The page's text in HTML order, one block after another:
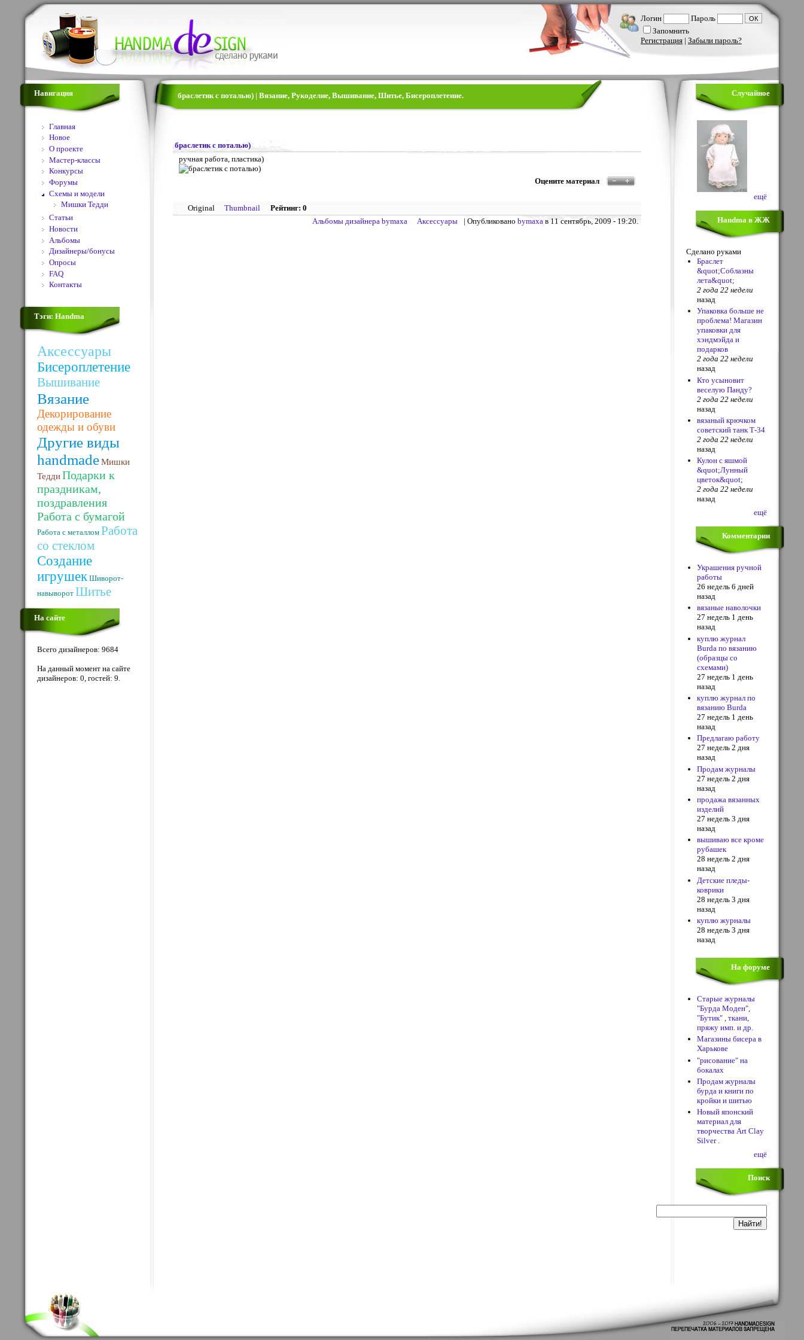
Логин
Пароль
Запомнить
Регистрация | Забыли пароль?
Навигация
Главная
Новое
О проекте
Мастер-классы
Конкурсы
Форумы
Схемы и модели
Мишки Тедди
Статьи
Новости
Альбомы
Дизайнеры/бонусы
Опросы
FAQ
Контакты
Тэги: Handma
Аксессуары
Бисероплетение
Вышивание
Вязание
Декорирование
одежды и обуви
Другие виды
handmadeМишки
ТеддиПодарки к
праздникам,
поздравления
Работа с бумагой
Работа с металлом Работа
со стеклом
Создание
игрушек Шиворот-
навыворот Шитье
На сайте
Всего дизайнеров: 9684
На данный момент на сайте
дизайнеров: 0, гостей: 9.
браслетик с поталью) | Вязание, Рукоделие, Вышивание, Шитье, Бисероплетение.
браслетик с поталью)
ручная работа, пластика)
Оцените материал
Original Thumbnail
Рейтинг: 0
Альбомы дизайнера bymaxa
Аксессуары | Опубликовано bymaxa в 11 сентябрь, 2009 - 19:20.
Случайное
ещё
Handma в ЖЖ
Сделано руками
Браслет
&quot;Соблазны
лета&quot;
2 года 22 недели
назад
Упаковка больше не
проблема! Магазин
упаковки для
хэндмэйда и
подарков
2 года 22 недели
назад
Кто усыновит
веселую Панду?
2 года 22 недели
назад
вязаный крючком
советский танк Т-34
2 года 22 недели
назад
Кулон с яшмой
&quot;Лунный
цветок&quot;
2 года 22 недели
назад
ещё
Комментарии
Украшения ручной
работы
26 недель 6 дней
назад
вязаные наволочки
27 недель 1 день
назад
куплю журнал
Burda по вязанию
(образцы со
схемами)
27 недель 1 день
назад
куплю журнал по
вязанию Burda
27 недель 1 день
назад
Предлагаю работу
27 недель 2 дня
назад
Продам журналы
27 недель 2 дня
назад
продажа вязанных
изделий
27 недель 3 дня
назад
вышиваю все кроме
рубашек
28 недель 2 дня
назад
Детские пледы-
коврики
28 недель 3 дня
назад
куплю журналы
28 недель 3 дня
назад
На форуме
Старые журналы
"Бурда Моден",
"Бутик" , ткани,
пряжу имп. и др.
Магазины бисера в
Харькове
"рисование" на
бокалах
Продам журналы
бурда и книги по
кройки и шитью
Новый японский
материал для
творчества Art Clay
Silver .
ещё
Поиск